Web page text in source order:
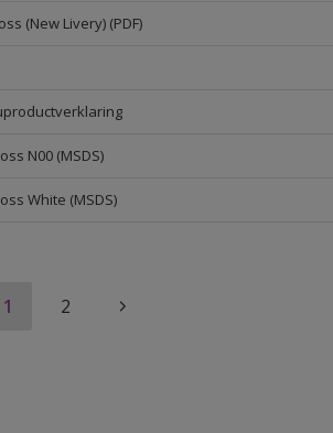
(New Livery) (PDF)
N00 (MSDS)
White (MSDS)
1 2